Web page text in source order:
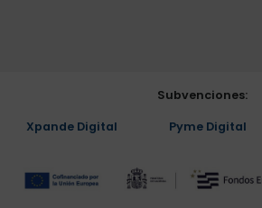
Subvenciones:
Xpande Digital Pyme Digital